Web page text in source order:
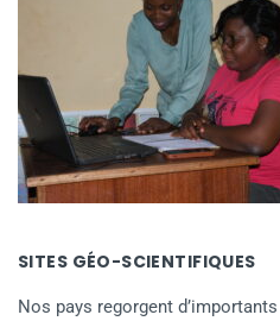
SITES GÉO-SCIENTIFIQUES
Nos pays regorgent